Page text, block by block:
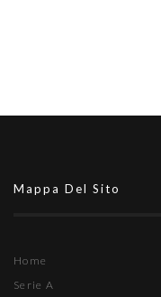
Mappa Del Sito
Home
Serie A